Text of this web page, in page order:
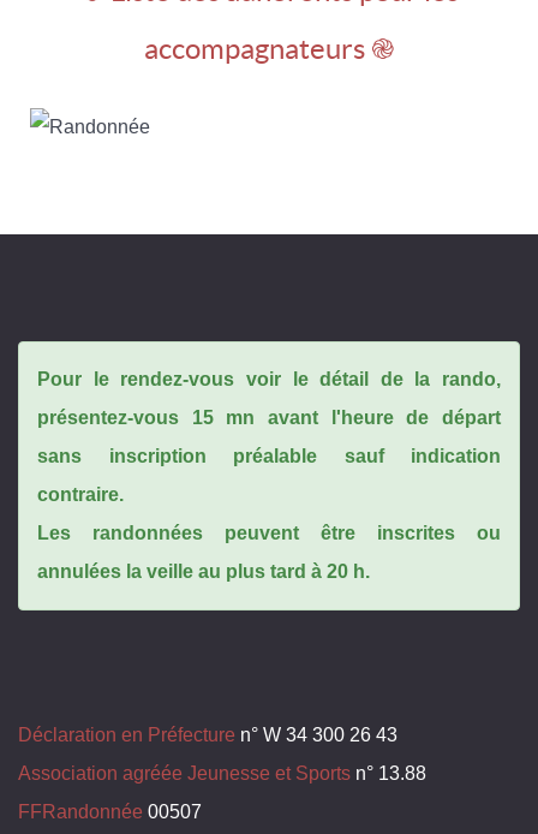
accompagnateurs ֎
Pour le rendez-vous voir le détail de la rando,
présentez-vous 15 mn avant l'heure de départ
sans inscription préalable sauf indication
contraire.
Les randonnées peuvent être inscrites ou
annulées la veille au plus tard à 20 h.
Déclaration en Préfecture n° W 34 300 26 43
Association agréée Jeunesse et Sports n° 13.88
FFRandonnée 00507